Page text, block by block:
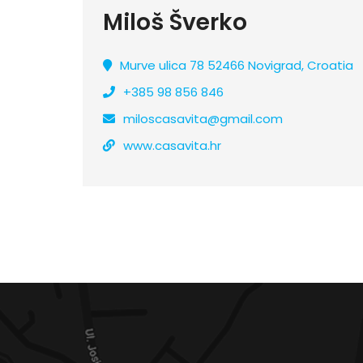
Miloš Šverko
Murve ulica 78 52466 Novigrad, Croatia
+385 98 856 846
miloscasavita@gmail.com
www.casavita.hr